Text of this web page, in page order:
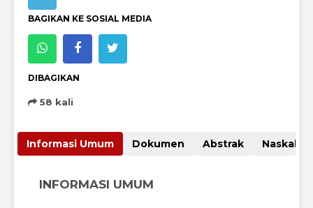
BAGIKAN KE SOSIAL MEDIA
DIBAGIKAN
58 kali
Informasi Umum Dokumen Abstrak
INFORMASI UMUM